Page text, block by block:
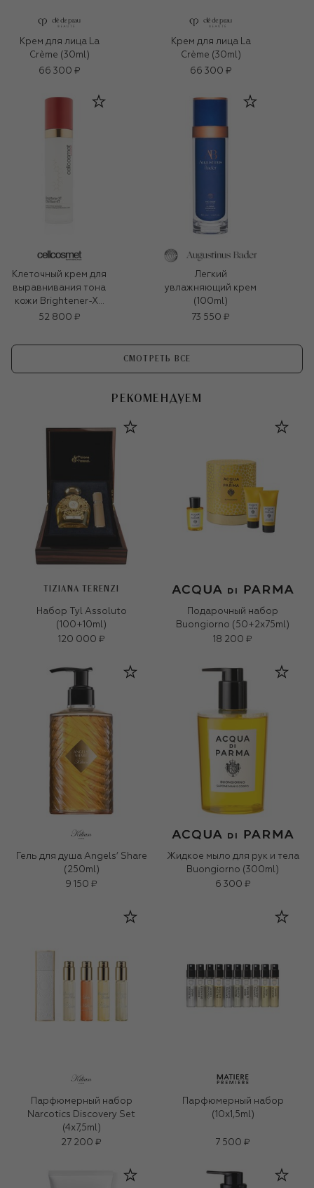
Крем для лица La
Crème (30ml)
66 300 ₽
Крем для лица La
Crème (30ml)
66 300 ₽
Клеточный крем для
выравнивания тона
кожи Brightener-XT
(50ml)
52 800 ₽
Легкий
увлажняющий крем
(100ml)
73 550 ₽
СМОТРЕТЬ ВСЕ
РЕКОМЕНДУЕМ
TIZIANA TERENZI
Набор Tyl Assoluto
(100+10ml)
120 000 ₽
Подарочный набор
Buongiorno (50+2x75ml)
18 200 ₽
Гель для душа Angels’ Share
(250ml)
9 150 ₽
Жидкое мыло для рук и тела
Buongiorno (300ml)
6 300 ₽
Парфюмерный набор
Narcotics Discovery Set
(4x7,5ml)
27 200 ₽
Парфюмерный набор
(10x1,5ml)
7 500 ₽